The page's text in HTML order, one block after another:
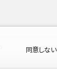
同意しない